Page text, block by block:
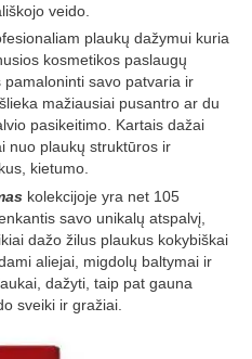
veido.
plaukų dažymui kuria
kosmetikos paslaugų
savo patvaria ir
mažiausiai pusantro ar du
pasikeitimo. Kartais dažai
nuo plaukų struktūros ir
kietumo.
kolekcijoje yra net 105
savo unikalų atspalvį,
dažo žilus plaukus kokybiškai
aliejai, migdolų baltymai ir
dažyti, taip pat gauna
sveiki ir gražiai.